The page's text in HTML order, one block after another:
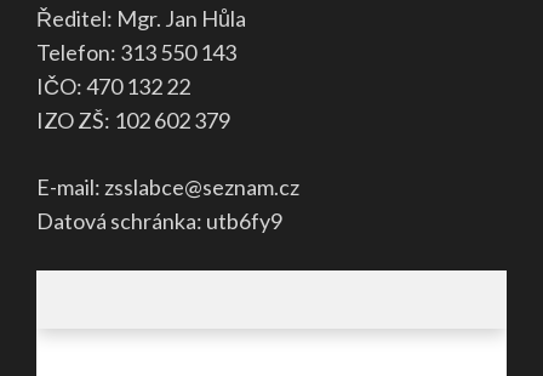
Ředitel: Mgr. Jan Hůla
Telefon: 313 550 143
IČO: 470 132 22
IZO ZŠ: 102 602 379
E-mail: zsslabce@seznam.cz
Datová schránka: utb6fy9